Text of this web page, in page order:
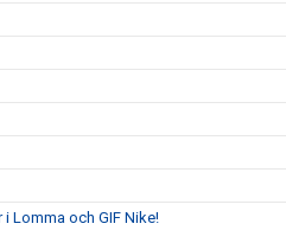
Lomma och GIF Nike!